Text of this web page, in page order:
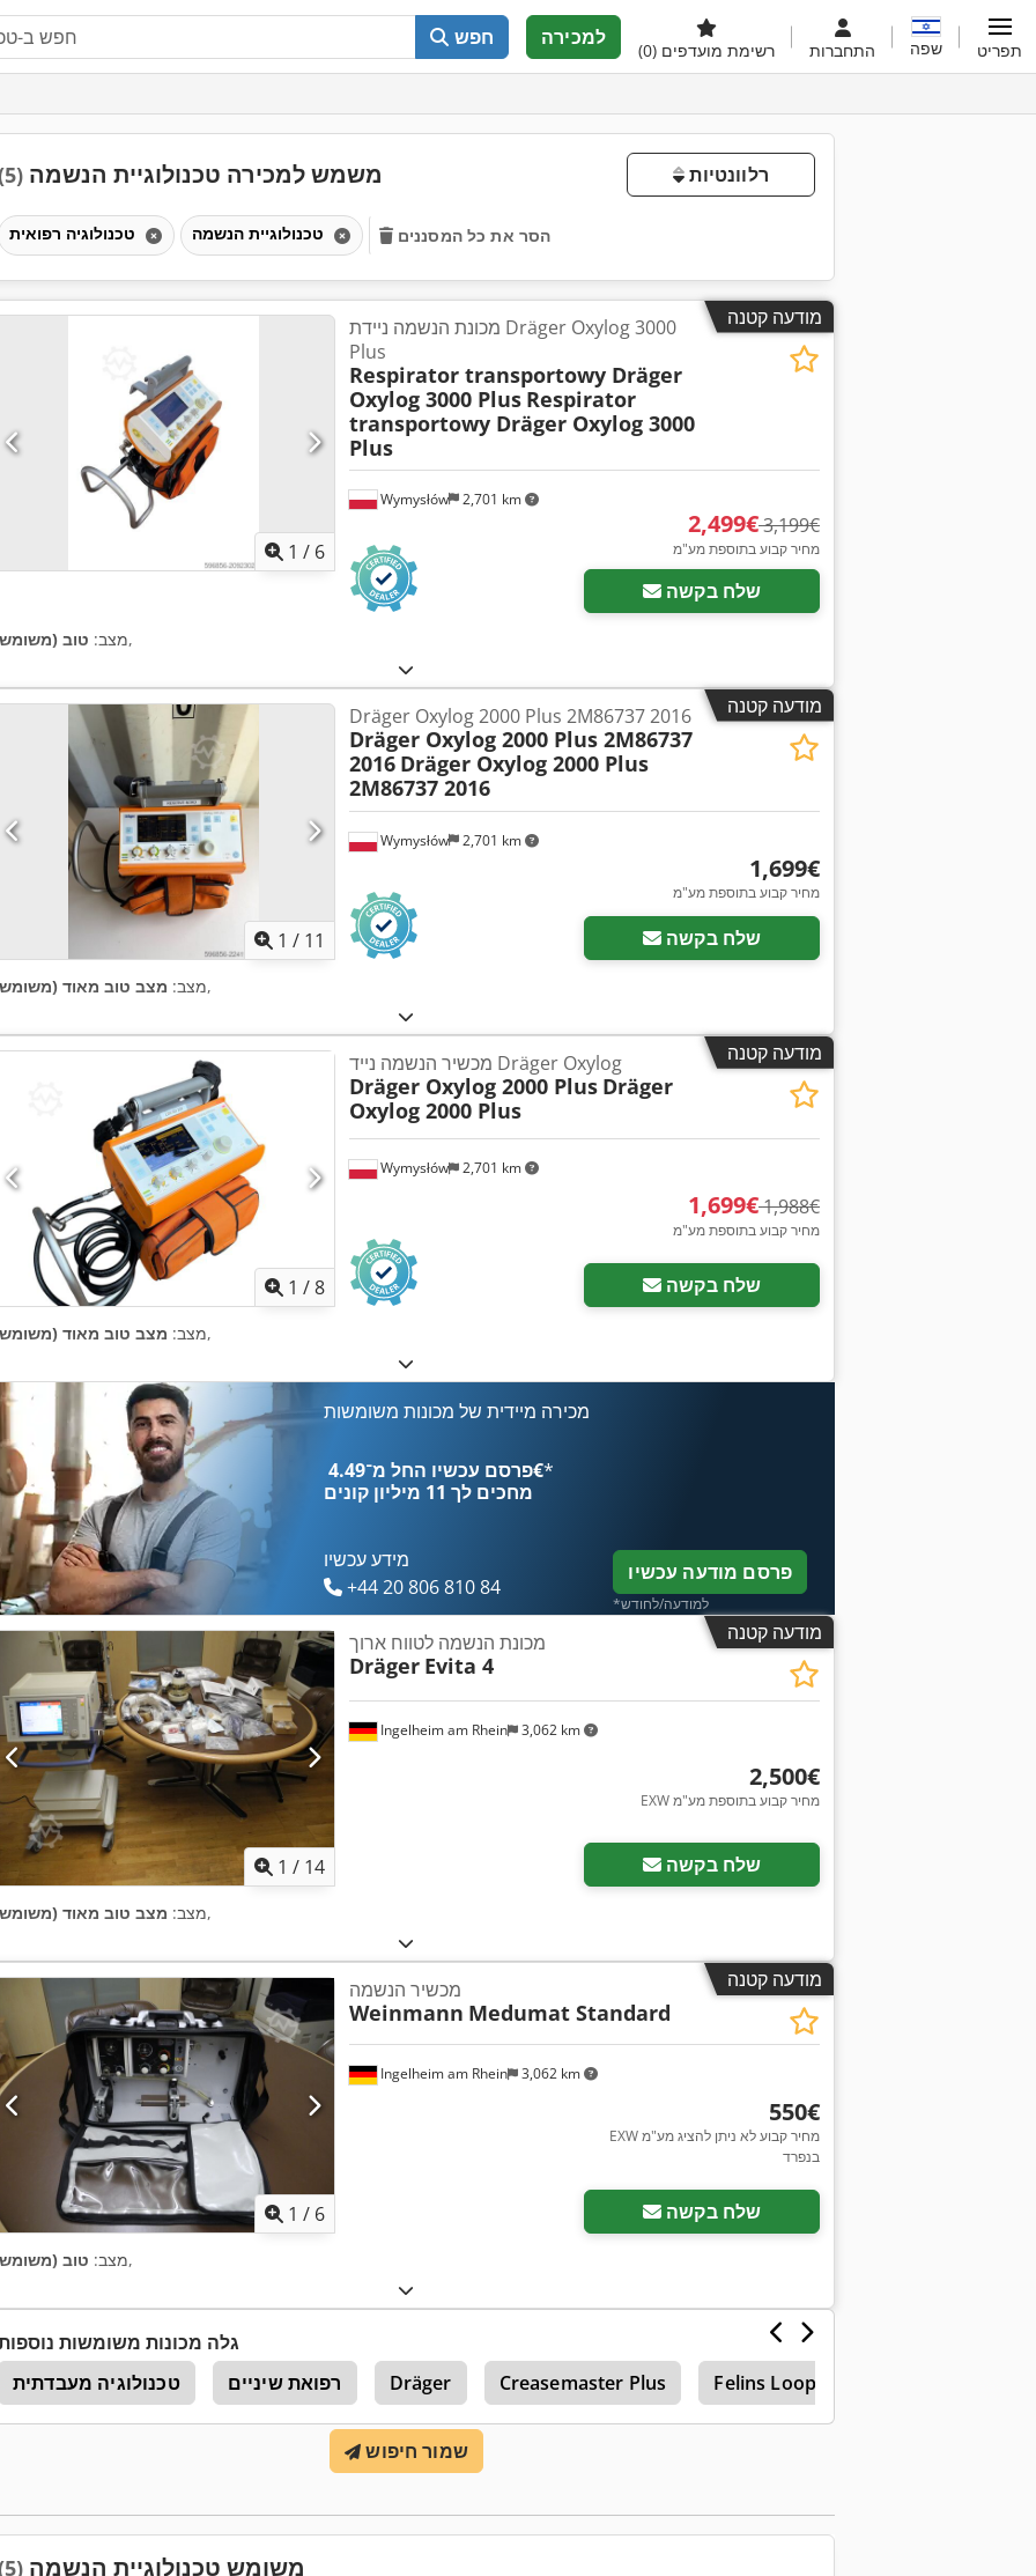
חפש למכירה
רשימת מועדפים (0) התחברות שפה תפריט
משמש למכירה טכנולוגיית הנשמה (5) רלוונטיות
הסר את כל המסננים
מודעה קטנה
1 / 6
Wymysłów 2,701 km
מכונת הנשמה ניידת Dräger Oxylog 3000
Plus
Respirator transportowy Dräger
Oxylog 3000 Plus Respirator
transportowy Dräger Oxylog 3000
Plus
‏2,499 ‏€ ‏3,199 ‏€
מחיר קבוע בתוספת מע"מ
שלח בקשה
מצב: טוב ,
מודעה קטנה
1 / 11
Wymysłów 2,701 km
Dräger Oxylog 2000 Plus 2M86737 2016
Dräger Oxylog 2000 Plus 2M86737
2016 Dräger Oxylog 2000 Plus
2M86737 2016
‏1,699 ‏€
מחיר קבוע בתוספת מע"מ
שלח בקשה
מצב: מצב טוב מאוד ,
מודעה קטנה
1 /8
Wymysłów 2,701 km
מכשיר הנשמה נייד Dräger Oxylog
Dräger Oxylog 2000 Plus Dräger
Oxylog 2000 Plus
‏1,699 ‏€ ‏1,988 ‏€
מחיר קבוע בתוספת מע"מ
שלח בקשה
מצב: מצב טוב מאוד ,
מכירה מיידית של מכונות משומשות
פרסם עכשיו החל מ־‏4.49 ‏€*
מחכים לך 11 מיליון קונים
מידע עכשיו
+44 20 806 810 84
פרסם מודעה עכשיו
*למודעה/לחודש
מודעה קטנה
1 / 14
Ingelheim am Rhein 3,062 km
מכונת הנשמה לטווח ארוך
Dräger Evita 4
‏2,500 ‏€
EXW מחיר קבוע בתוספת מע"מ
שלח בקשה
מצב: מצב טוב מאוד ,
מודעה קטנה
1 / 6
Ingelheim am Rhein 3,062 km
מכשיר הנשמה
Weinmann Medumat Standard
‏550 ‏€
EXW מחיר קבוע לא ניתן להציג מע"מ
בנפרד
שלח בקשה
מצב: טוב ,
גלה מכונות משומשות
טכנולוגיה מעבדתית
רפואת שיניים Dräger Creasemaster Plus Felins Loop Plus
שמור חיפוש
משומש טכנולוגיית הנשמה (5)